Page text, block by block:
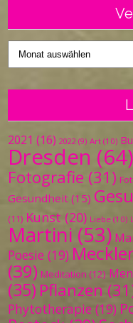
Vergangenes
2021 (16) 2022 (9) Art (10)
Dresden (64)
Fotografie (31)
Gesundheit (15)
(11) Kunst (20) Liebe (10)
Martini (53)
Poesie (19)
(39) Meditation (12)
(35) Pflanzen
Phytotherapie (19)